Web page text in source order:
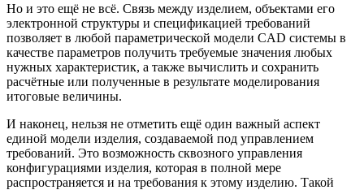
Но и это ещё не всё. Связь между изделием, объектами его
электронной структуры и спецификацией требований
позволяет в любой параметрической модели CAD системы в
качестве параметров получить требуемые значения любых
нужных характеристик, а также вычислить и сохранить
расчётные или полученные в результате моделирования
итоговые величины.
И наконец, нельзя не отметить ещё один важный аспект
единой модели изделия, создаваемой под управлением
требований. Это возможность сквозного управления
конфигурациями изделия, которая в полной мере
распространяется и на требования к этому изделию. Такой